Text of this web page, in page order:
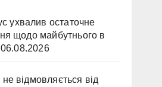
ухвалив остаточне
щодо майбутнього в
06.08.2026
відмовляється від